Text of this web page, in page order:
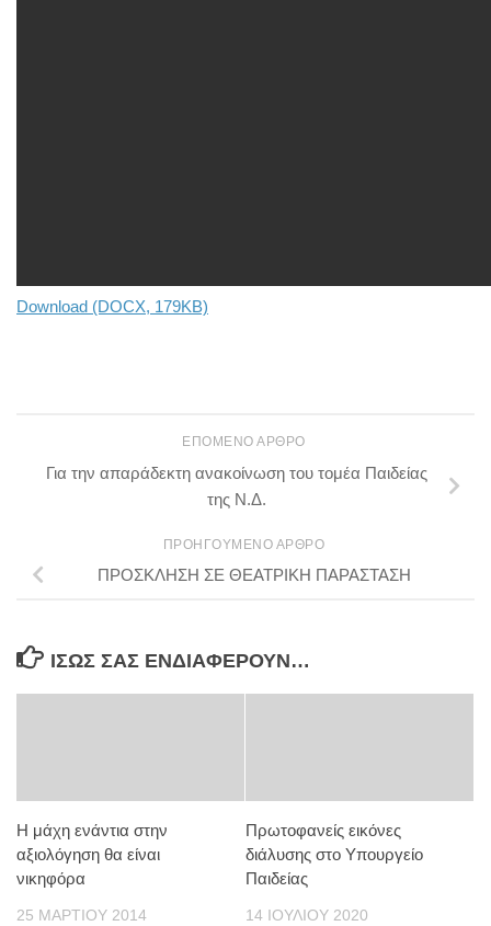
Download (DOCX, 179KB)
ΕΠΌΜΕΝΟ ΆΡΘΡΟ
Για την απαράδεκτη ανακοίνωση του τομέα Παιδείας
της Ν.Δ.
ΠΡΟΗΓΟΎΜΕΝΟ ΆΡΘΡΟ
ΠΡΟΣΚΛΗΣΗ ΣΕ ΘΕΑΤΡΙΚΗ ΠΑΡΑΣΤΑΣΗ
ΊΣΩΣ ΣΑΣ ΕΝΔΙΑΦΈΡΟΥΝ…
Η μάχη ενάντια στην
αξιολόγηση θα είναι
νικηφόρα
25 ΜΑΡΤΊΟΥ 2014
Πρωτοφανείς εικόνες
διάλυσης στο Υπουργείο
Παιδείας
14 ΙΟΥΛΊΟΥ 2020